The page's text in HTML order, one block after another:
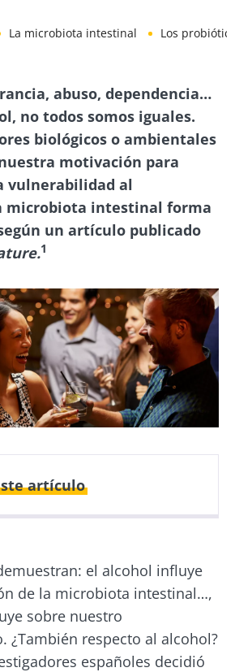
La microbiota intestinal Los
abuso, dependencia…
no todos somos iguales.
biológicos o ambientales
motivación para
vulnerabilidad al
microbiota intestinal forma
un artículo publicado
1
artículo
29 Julio 2026
el alcohol influye
de la microbiota intestinal…,
sobre nuestro
¿También respecto al alcohol?
españoles decidió